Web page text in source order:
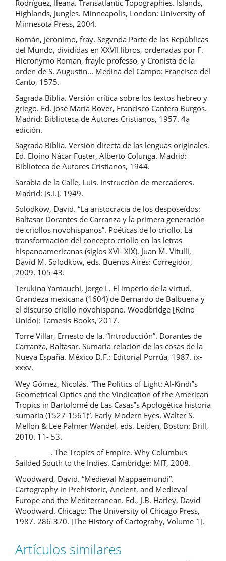
Rodríguez, Ileana. Transatlantic Topographies. Islands,
Highlands, Jungles. Minneapolis, London: University of
Minnesota Press, 2004.
Román, Jerónimo, fray. Segvnda Parte de las Repúblicas
del Mundo, divididas en XXVII libros, ordenadas por F.
Hieronymo Roman, frayle professo, y Cronista de la
orden de S. Augustín... Medina del Campo: Francisco del
Canto, 1575.
Sagrada Biblia. Versión crítica sobre los textos hebreo y
griego. Ed. José María Bover, Francisco Cantera Burgos.
Madrid: Biblioteca de Autores Cristianos, 1957. 4a
edición.
Sagrada Biblia. Versión directa de las lenguas originales.
Ed. Eloíno Nácar Fuster, Alberto Colunga. Madrid:
Biblioteca de Autores Cristianos, 1944.
Sarabia de la Calle, Luis. Instrucción de mercaderes.
Madrid: [s.i.], 1949.
Solodkow, David. “La aristocracia de los desposeídos:
Baltasar Dorantes de Carranza y la primera generación
de criollos novohispanos”. Poéticas de lo criollo. La
transformación del concepto criollo en las letras
hispanoamericanas (siglos XVI- XIX). Juan M. Vitulli,
David M. Solodkow, eds. Buenos Aires: Corregidor,
2009. 105-43.
Terukina Yamauchi, Jorge L. El imperio de la virtud.
Grandeza mexicana (1604) de Bernardo de Balbuena y
el discurso criollo novohispano. Woodbridge [Reino
Unido]: Tamesis Books, 2017.
Torre Villar, Ernesto de la. “Introducción”. Dorantes de
Carranza, Baltasar. Sumaria relación de las cosas de la
Nueva España. México D.F.: Editorial Porrúa, 1987. ix-
xxxv.
Wey Gómez, Nicolás. “The Politics of Light: Al-Kindī‟s
Geometrical Optics and the Vindication of the American
Tropics in Bartolomé de Las Casas‟s Apologética historia
sumaria (1527-1561)”. Early Modern Eyes. Walter S.
Mellon & Lee Palmer Wandel, eds. Leiden, Boston: Brill,
2010. 11- 53.
__________. The Tropics of Empire. Why Columbus
Sailded South to the Indies. Cambridge: MIT, 2008.
Woodward, David. “Medieval Mappaemundi”.
Cartography in Prehistoric, Ancient, and Medieval
Europe and the Mediterranean. Ed., J.B. Harley, David
Woodward. Chicago: The University of Chicago Press,
1987. 286-370. [The History of Cartograhy, Volume 1].
Artículos similares